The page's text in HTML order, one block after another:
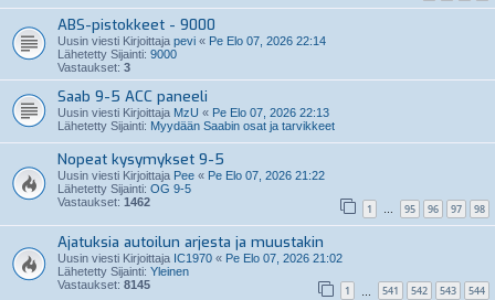
ABS-pistokkeet - 9000
Uusin viesti Kirjoittaja pevi « Pe Elo 07, 2026 22:14
Lähetetty Sijainti: 9000
Vastaukset: 3
Saab 9-5 ACC paneeli
Uusin viesti Kirjoittaja MzU « Pe Elo 07, 2026 22:13
Lähetetty Sijainti: Myydään Saabin osat ja tarvikkeet
Nopeat kysymykset 9-5
Uusin viesti Kirjoittaja Pee « Pe Elo 07, 2026 21:22
Lähetetty Sijainti: OG 9-5
Vastaukset: 1462 1 … 95 96 97 98
Ajatuksia autoilun arjesta ja muustakin
Uusin viesti Kirjoittaja IC1970 « Pe Elo 07, 2026 21:02
Lähetetty Sijainti: Yleinen
Vastaukset: 8145 1 541 542 543 544